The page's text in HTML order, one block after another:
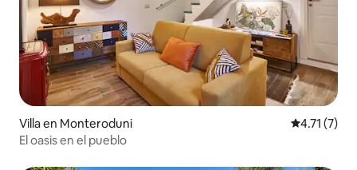
Villa en Monteroduni Calificación
4.71 (7)
El oasis en el pueblo